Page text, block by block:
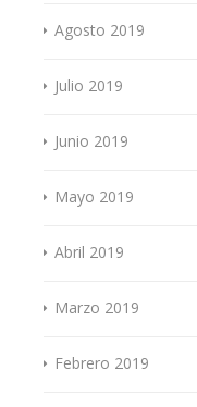
Agosto 2019
Julio 2019
Junio 2019
Mayo 2019
Abril 2019
Marzo 2019
Febrero 2019